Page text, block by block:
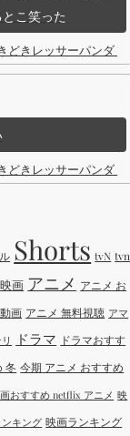
こ笑った
どきレッサーパンダ
どきレッサーパンダ
Shorts tvN tvn
画 アニメ アニメ お
画 アニメ 無料視聴 アマ
ドラマ ドラマおすす
冬 今期 アニメ おすすめ
おすすめ netflix アニメ 映
キング 映画ランキング